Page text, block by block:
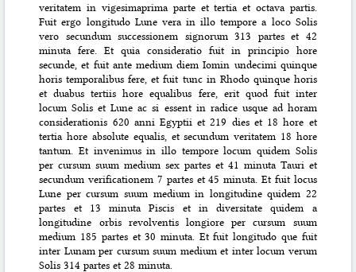
veritatem in vigesimaprima parte et tertia et octava partis.
Fuit ergo longitudo Lune vera in illo tempore a loco Solis
vero secundum successionem signorum 313 partes et 42
minuta fere. Et quia consideratio fuit in principio hore
secunde, et fuit ante medium diem Iomin undecimi quinque
horis temporalibus fere, et fuit tunc in Rhodo quinque horis
et duabus tertiis hore equalibus fere, erit quod fuit inter
locum Solis et Lune ac si essent in radice usque ad horam
considerationis 620 anni Egyptii et 219 dies et 18 hore et
tertia hore absolute equalis, et secundum veritatem 18 hore
tantum. Et invenimus in illo tempore locum quidem Solis
per cursum suum medium sex partes et 41 minuta Tauri et
secundum verificationem 7 partes et 45 minuta. Et fuit locus
Lune per cursum suum medium in longitudine quidem 22
partes et 13 minuta Piscis et in diversitate quidem a
longitudine orbis revolventis longiore per cursum suum
medium 185 partes et 30 minuta. Et fuit longitudo que fuit
inter Lunam per cursum suum medium et inter locum verum
Solis 314 partes et 28 minuta.